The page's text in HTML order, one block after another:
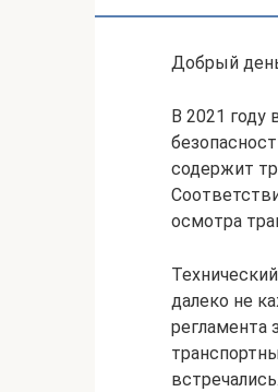
Добрый
В 2021 году
содержит
осмотра
далеко не
регламента
встречались.